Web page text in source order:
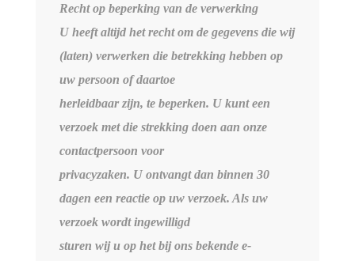
Recht op beperking van de verwerking
U heeft altijd het recht om de gegevens die wij
(laten) verwerken die betrekking hebben op
uw persoon of daartoe
herleidbaar zijn, te beperken. U kunt een
verzoek met die strekking doen aan onze
contactpersoon voor
privacyzaken. U ontvangt dan binnen 30
dagen een reactie op uw verzoek. Als uw
verzoek wordt ingewilligd
sturen wij u op het bij ons bekende e-